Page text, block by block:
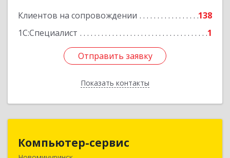
Клиентов на сопровождении
138
1С:Специалист
1
Отправить заявку
Показать контакты
Отправить заявку
Назад
Компьютер-сервис